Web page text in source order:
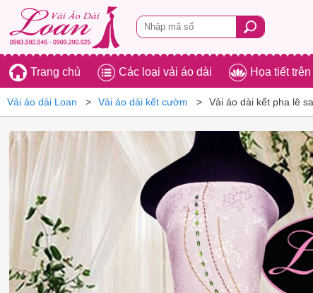
Trang chủ Các loại vải áo dài Họa tiết
Vải áo dài Loan Vải áo dài kết cườm Vải áo dài kết pha lê